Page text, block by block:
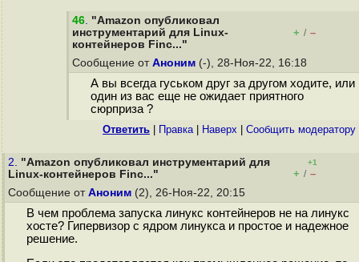
46. "Amazon опубликовал
инструментарий для Linux-
контейнеров Finc..."
+ / –
Сообщение от Аноним (-), 28-Ноя-22, 16:18
А вы всегда гуськом друг за другом ходите, или
один из вас еще не ожидает приятного
сюрприза ?
Ответить Правка| Наверх Cообщить модератору
2. "Amazon опубликовал инструментарий для
Linux-контейнеров Finc..."
+1
+ / –
Сообщение от Аноним (2), 26-Ноя-22, 20:15
В чем проблема запуска линукс контейнеров не на линукс
хосте? Гипервизор с ядром линукса и простое и надежное
решение.